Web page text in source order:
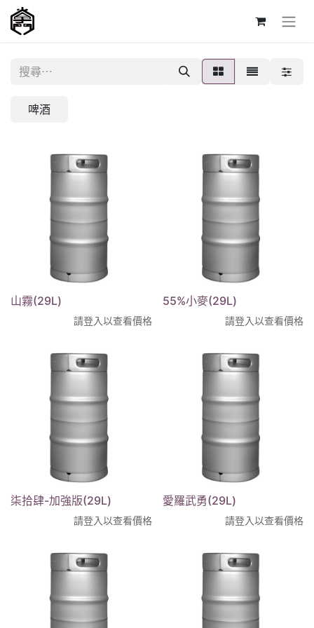
啤酒
山霧(29L)
請登入以查看價格
55%小麥(29L)
請登入以查看價格
柒拾肆-加強版(29L)
請登入以查看價格
愛羅武勇(29L)
請登入以查看價格